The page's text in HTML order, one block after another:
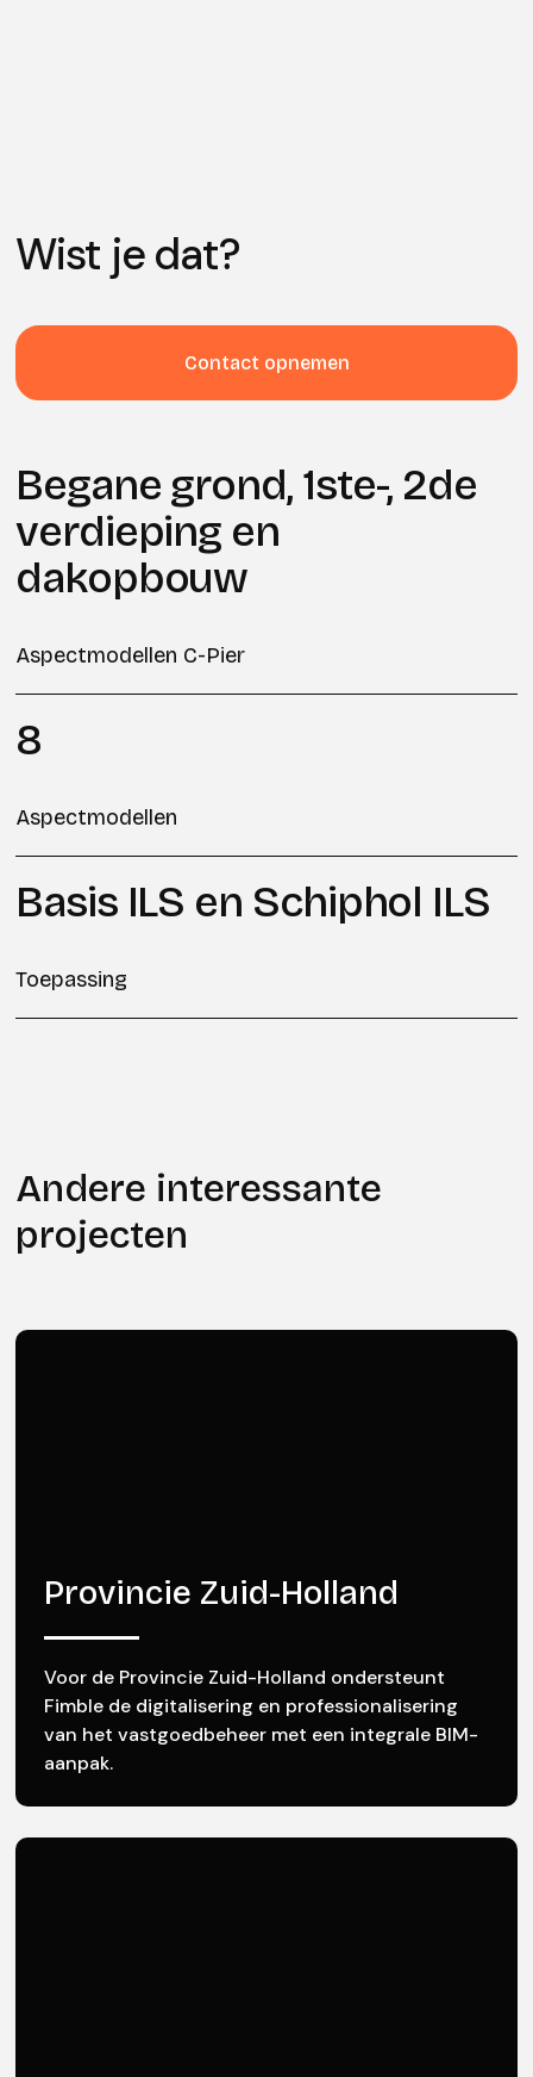
Wist je dat?
Contact opnemen
Begane grond, 1ste-, 2de
verdieping en
dakopbouw
Aspectmodellen C-Pier
8
Aspectmodellen
Basis ILS en Schiphol ILS
Toepassing
Andere interessante
projecten
Provincie Zuid-Holland
Voor de Provincie Zuid-Holland ondersteunt
Fimble de digitalisering en professionalisering
van het vastgoedbeheer met een integrale BIM-
aanpak.